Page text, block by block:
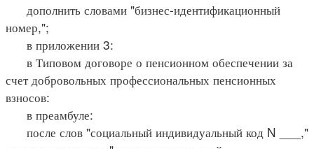
дополнить словами "бизнес-идентификационный
номер,";
в приложении 3:
в Типовом договоре о пенсионном обеспечении за
счет добровольных профессиональных пенсионных
взносов:
в преамбуле:
после слов "социальный индивидуальный код N ___,"